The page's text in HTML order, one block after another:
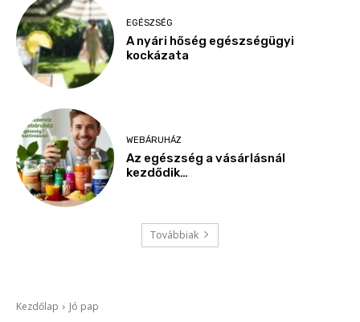
EGÉSZSÉG
A nyári hőség egészségügyi
kockázata
WEBÁRUHÁZ
Az egészség a vásárlásnál
kezdődik…
Továbbiak